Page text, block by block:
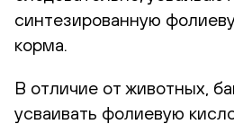
синтезированную
корма.
В отличие от животных,
усваивать фолиевую